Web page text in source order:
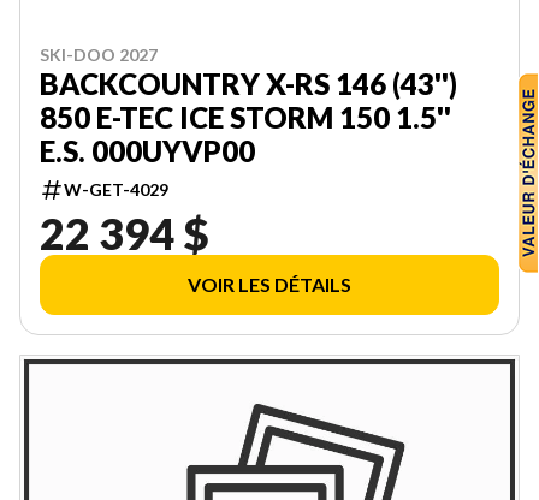
SKI-DOO 2027
BACKCOUNTRY X-RS 146 (43'')
850 E-TEC ICE STORM 150 1.5''
E.S. 000UYVP00
W-GET-4029
22 394 $
VOIR LES DÉTAILS